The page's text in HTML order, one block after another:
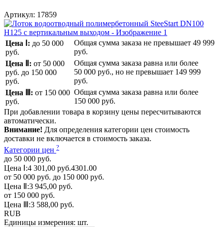
Артикул: 17859
Цена Ⅰ: до 50 000
руб.
Общая сумма заказа не превышает 49 999
руб.
Цена Ⅱ: от 50 000
руб. до 150 000
руб.
Общая сумма заказа равна или более
50 000 руб., но не превышает 149 999
руб.
Цена Ⅲ: от 150 000
руб.
Общая сумма заказа равна или более
150 000 руб.
При добавлении товара в корзину цены пересчитываются
автоматически.
Внимание! Для определения категории цен стоимость
доставки не включается в стоимость заказа.
Категории цен ?
до 50 000 руб.
Цена Ⅰ:4 301,00 руб.4301.00
от 50 000 руб. до 150 000 руб.
Цена Ⅱ:3 945,00 руб.
от 150 000 руб.
Цена Ⅲ:3 588,00 руб.
RUB
Единицы измерения: шт.